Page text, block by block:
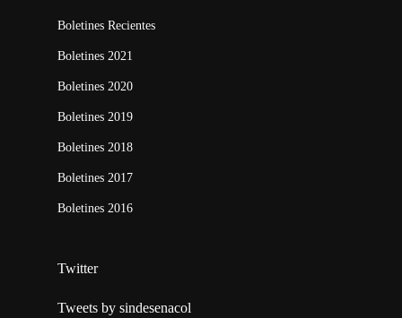
Boletines Recientes
Boletines 2021
Boletines 2020
Boletines 2019
Boletines 2018
Boletines 2017
Boletines 2016
Twitter
Tweets by sindesenacol